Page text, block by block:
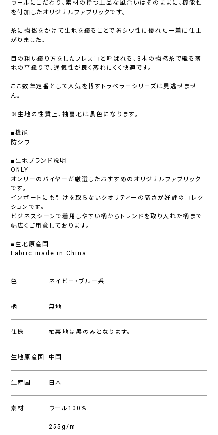
ウールにこだわり、素材の持つ上品な風合いはそのままに、機能性
を付加したオリジナルファブリックです。
糸に強撚をかけて生地を織ることで防シワ性に優れた一着に仕上
がりました。
目の粗い織り方をしたフレスコと呼ばれる、3本の強撚糸で織る薄
地の平織りで、通気性が良く蒸れにくく快適です。
ここ数年定番として人気を博すトラベラーシリーズは見逃せませ
ん。
※生地の性質上、袖裏地は黒色になります。
■機能
防シワ
■生地ブランド説明
ONLY
オンリーのバイヤーが厳選したおすすめのオリジナルファブリック
です。
インポートにも引けを取らないクオリティーの高さが好評のコレク
ションです。
ビジネスシーンで着用しやすい柄からトレンドを取り入れた柄まで
幅広くご用意しております。
■生地原産国
Fabric made in China
色 ネイビー・ブルー系
柄 無地
仕様 袖裏地は黒のみとなります。
生地原産国 中国
生産国 日本
素材 ウール100%
255g/m